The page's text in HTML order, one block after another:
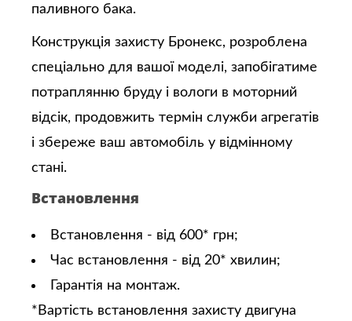
паливного бака.
Конструкція захисту Бронекс, розроблена
спеціально для вашої моделі, запобігатиме
потраплянню бруду і вологи в моторний
відсік, продовжить термін служби агрегатів
і збереже ваш автомобіль у відмінному
стані.
Встановлення
Встановлення - від 600* грн;
Час встановлення - від 20* хвилин;
Гарантія на монтаж.
*Вартість встановлення захисту двигуна